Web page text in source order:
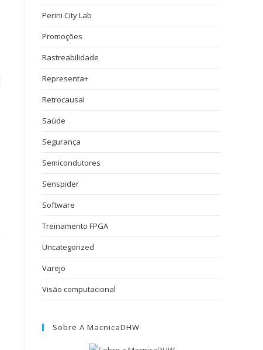
Perini City Lab
Promoções
Rastreabilidade
Representa+
Retrocausal
Saúde
Segurança
Semicondutores
Senspider
Software
Treinamento FPGA
Uncategorized
Varejo
Visão computacional
Sobre A MacnicaDHW